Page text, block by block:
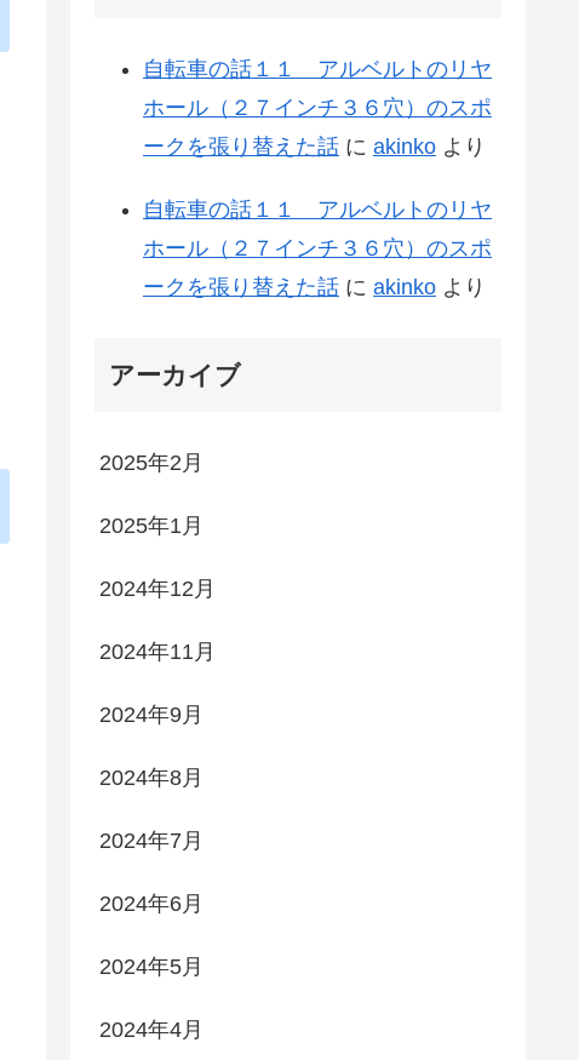
自転車の話１１ アルベルトのリヤ
ホール（２７インチ３６穴）のスポ
ークを張り替えた話 に akinko より
自転車の話１１ アルベルトのリヤ
ホール（２７インチ３６穴）のスポ
ークを張り替えた話 に akinko より
アーカイブ
2025年2月
2025年1月
2024年12月
2024年11月
2024年9月
2024年8月
2024年7月
2024年6月
2024年5月
2024年4月